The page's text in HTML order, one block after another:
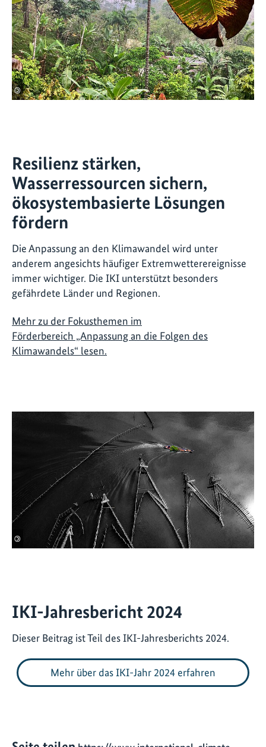
©
Resilienz stärken,
Wasserressourcen sichern,
ökosystembasierte Lösungen
fördern
Die Anpassung an den Klimawandel wird unter
anderem angesichts häufiger Extremwetterereignisse
immer wichtiger. Die IKI unterstützt besonders
gefährdete Länder und Regionen.
Mehr zu der Fokusthemen im
Förderbereich „Anpassung an die Folgen des
Klimawandels“ lesen.
©
IKI-Jahresbericht 2024
Dieser Beitrag ist Teil des IKI-Jahresberichts 2024.
Mehr über das IKI-Jahr 2024 erfahren